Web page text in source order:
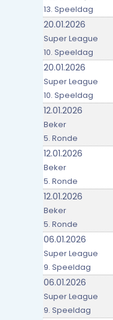
13. Speeldag
20.01.2026
Super League
10. Speeldag
20.01.2026
Super League
10. Speeldag
12.01.2026
Beker
5. Ronde
12.01.2026
Beker
5. Ronde
12.01.2026
Beker
5. Ronde
06.01.2026
Super League
9. Speeldag
06.01.2026
Super League
9. Speeldag